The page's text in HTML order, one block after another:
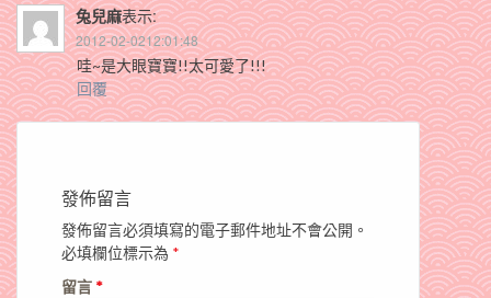
兔兒麻表示:
2012-02-0212:01:48
哇~是大眼寶寶!!太可愛了!!!
回覆
發佈留言
發佈留言必須填寫的電子郵件地址不會公開。
必填欄位標示為 *
留言 *